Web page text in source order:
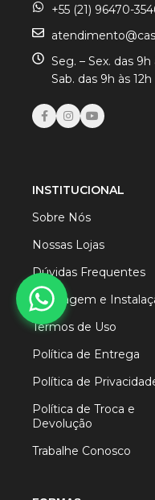
+55 (21) 96470-
Seg. – Sex. das 9h
Sab. das 9h às 12h
INSTITUCIONAL
Sobre Nós
Nossas Lojas
Dúvidas Frequentes
Montagem e
Termos de Uso
Política de Entrega
Política de
Política de Troca e
Devolução
Trabalhe Conosco